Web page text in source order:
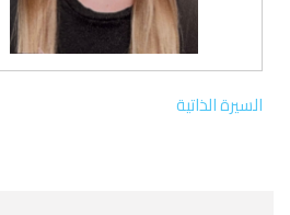
السيرة الذاتية